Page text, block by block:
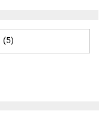
(5)